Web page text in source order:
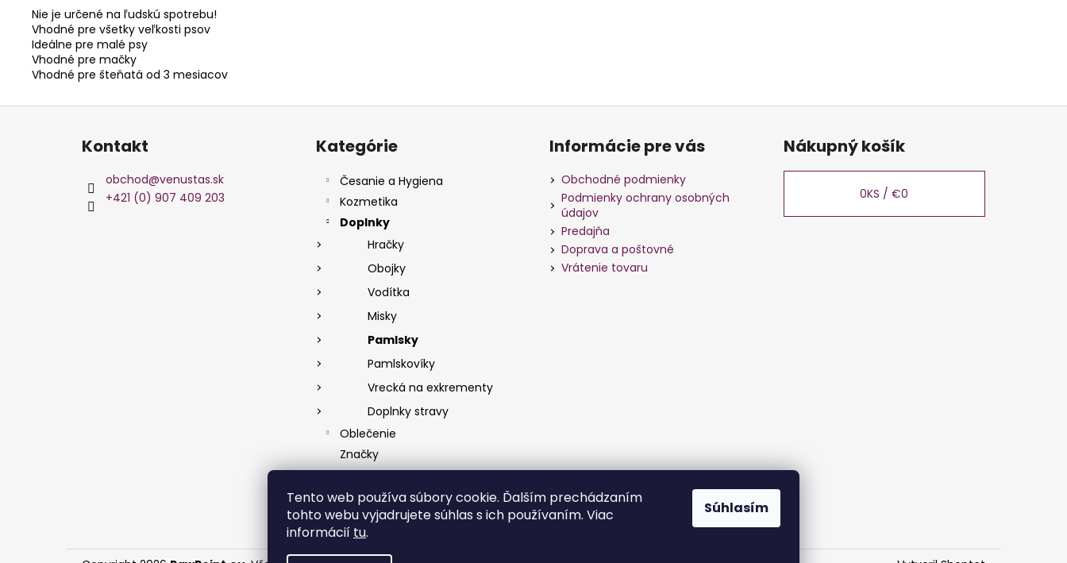
Tento web používa súbory cookie. Ďalším prechádzaním
tohto webu vyjadrujete súhlas s ich používaním. Viac
informácií tu.
Súhlasím
Nie je určené na ľudskú spotrebu!
Vhodné pre všetky veľkosti psov
Ideálne pre malé psy
Vhodné pre mačky
Vhodné pre šteňatá od 3 mesiacov
Z
Kontakt
obchod@venustas.sk
+421 (0) 907 409 203
kategórie
Kategórie
Česanie a Hygiena
Kozmetika
Doplnky
Hračky
Obojky
Vodítka
Misky
Pamlsky
Pamlskovíky
Vrecká na exkrementy
Doplnky stravy
Oblečenie
Značky
Informácie pre vás
Obchodné podmienky
Podmienky ochrany osobných
údajov
Predajňa
Doprava a poštovné
Vrátenie tovaru
Nákupný košík
0KS /€0